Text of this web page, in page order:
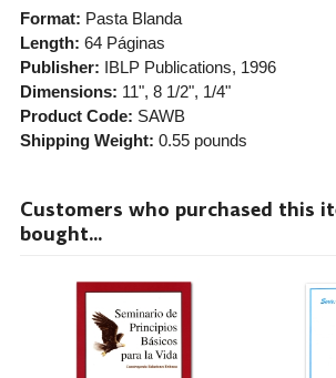
Format: Pasta Blanda
Length: 64 Páginas
Publisher: IBLP Publications, 1996
Dimensions: 11", 8 1/2", 1/4"
Product Code: SAWB
Shipping Weight: 0.55pounds
Customers who purchased this
bought...